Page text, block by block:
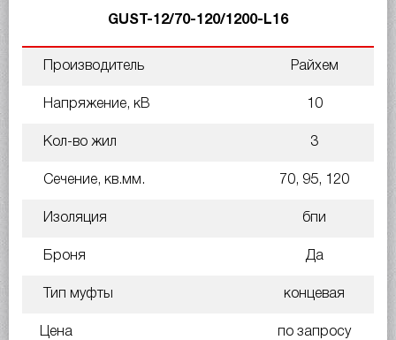
GUST-12/70-120/1200-L16
Производитель Райхем
Напряжение, кВ 10
Кол-во жил 3
Сечение, кв.мм. 70, 95, 120
Изоляция бпи
Броня Да
Тип муфты концевая
Цена по запросу